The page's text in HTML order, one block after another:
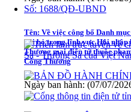
Số: 1688/QĐ-UBND
Tên: Về việc công bố Danh
bãi bỏ trong lĩnh vực Hội nhập
Thương mại điện tử thuộc
Công Thương
Ngày ban hành: (07/07/